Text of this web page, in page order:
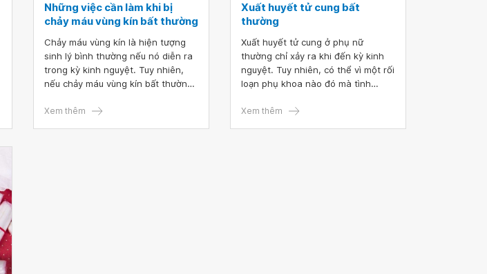
Những việc cần làm khi bị
chảy máu vùng kín bất thường
Chảy máu vùng kín là hiện tượng
sinh lý bình thường nếu nó diễn ra
trong kỳ kinh nguyệt. Tuy nhiên,
nếu chảy máu vùng kín bất thường
cần thăm khám và chữa trị ngay.
Xem thêm
Xuất huyết tử cung bất
thường
Xuất huyết tử cung ở phụ nữ
thường chỉ xảy ra khi đến kỳ kinh
nguyệt. Tuy nhiên, có thể vì một rối
loạn phụ khoa nào đó mà tình
thường so với mọi lần. Khi có hiện
Xem thêm